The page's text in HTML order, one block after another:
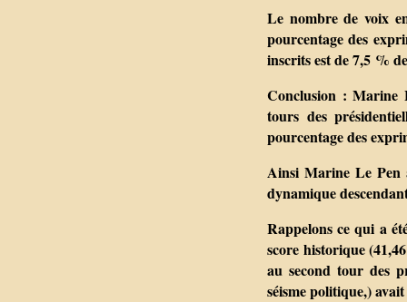
Le nombre de voix
pourcentage des
inscrits est de 7,5 %
Conclusion : Marine
tours des
pourcentage des
Ainsi Marine Le Pen
dynamique
Rappelons ce qui a
score historique
au second tour des
séisme politique,)